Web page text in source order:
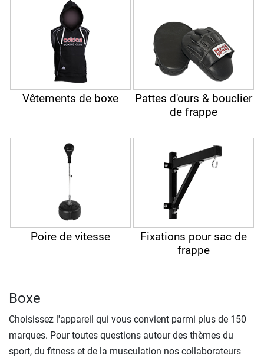
Vêtements de boxe
Pattes d'ours & bouclier
de frappe
Poire de vitesse
Fixations pour sac de
frappe
Boxe
Choisissez l'appareil qui vous convient parmi plus de 150
marques. Pour toutes questions autour des thèmes du
sport, du fitness et de la musculation nos collaborateurs